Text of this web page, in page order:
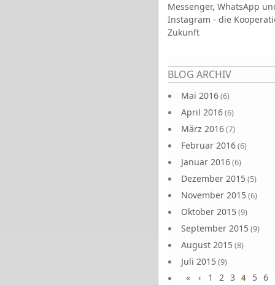
Messenger, WhatsApp
Instagram - die
Zukunft
BLOG ARCHIV
Mai 2016(6)
April 2016(6)
März 2016(7)
Februar 2016(6)
Januar 2016(6)
Dezember 2015(5)
November 2015(6)
Oktober 2015(9)
September 2015(9)
August 2015(8)
Juli 2015(9)
Juni 2015(9)
Seiten
« ‹ 1 2 3 4 5 6